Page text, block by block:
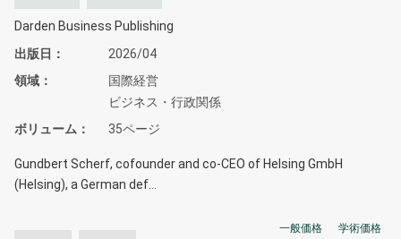
Darden Business Publishing
出版日
2026/04
領域
国際経営
ビジネス・行政関係
ボリューム
35ページ
Gundbert Scherf, cofounder and co-CEO of Helsing GmbH
(Helsing), a German def…